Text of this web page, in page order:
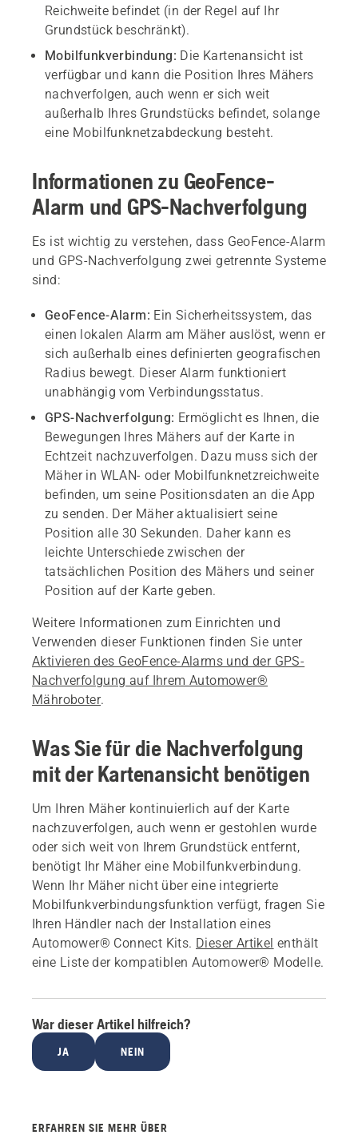
Reichweite befindet (in der Regel auf Ihr
Grundstück beschränkt).
Mobilfunkverbindung: Die Kartenansicht ist
verfügbar und kann die Position Ihres Mähers
nachverfolgen, auch wenn er sich weit
außerhalb Ihres Grundstücks befindet, solange
eine Mobilfunknetzabdeckung besteht.
Informationen zu GeoFence-
Alarm und GPS-Nachverfolgung
Es ist wichtig zu verstehen, dass GeoFence-Alarm
und GPS-Nachverfolgung zwei getrennte Systeme
sind:
GeoFence-Alarm: Ein Sicherheitssystem, das
einen lokalen Alarm am Mäher auslöst, wenn er
sich außerhalb eines definierten geografischen
Radius bewegt. Dieser Alarm funktioniert
unabhängig vom Verbindungsstatus.
GPS-Nachverfolgung: Ermöglicht es Ihnen, die
Bewegungen Ihres Mähers auf der Karte in
Echtzeit nachzuverfolgen. Dazu muss sich der
Mäher in WLAN- oder Mobilfunknetzreichweite
befinden, um seine Positionsdaten an die App
zu senden. Der Mäher aktualisiert seine
Position alle 30 Sekunden. Daher kann es
leichte Unterschiede zwischen der
tatsächlichen Position des Mähers und seiner
Position auf der Karte geben.
Weitere Informationen zum Einrichten und
Verwenden dieser Funktionen finden Sie unter
Aktivieren des GeoFence-Alarms und der GPS-
Nachverfolgung auf Ihrem Automower®
Mähroboter.
Was Sie für die Nachverfolgung
mit der Kartenansicht benötigen
Um Ihren Mäher kontinuierlich auf der Karte
nachzuverfolgen, auch wenn er gestohlen wurde
oder sich weit von Ihrem Grundstück entfernt,
benötigt Ihr Mäher eine Mobilfunkverbindung.
Wenn Ihr Mäher nicht über eine integrierte
Mobilfunkverbindungsfunktion verfügt, fragen Sie
Ihren Händler nach der Installation eines
Automower® Connect Kits. Dieser Artikel enthält
eine Liste der kompatiblen Automower® Modelle.
War dieser Artikel hilfreich?
JA NEIN
ERFAHREN SIE MEHR ÜBER